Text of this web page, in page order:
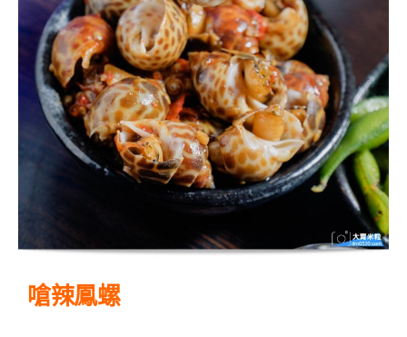
嗆辣鳳螺